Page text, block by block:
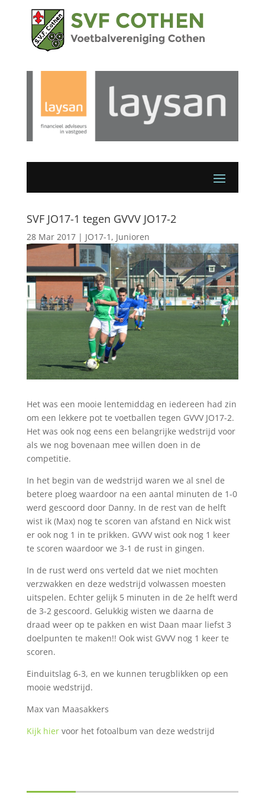
SVF JO17-1 tegen GVVV JO17-2
28 Mar 2017| JO17-1 , Junioren
Het was een mooie lentemiddag en iedereen had zin
om een lekkere pot te voetballen tegen GVVV JO17-2.
Het was ook nog eens een belangrijke wedstrijd voor
als we nog bovenaan mee willen doen in de
competitie.
In het begin van de wedstrijd waren we al snel de
betere ploeg waardoor na een aantal minuten de 1-0
werd gescoord door Danny. In de rest van de helft
wist ik (Max) nog te scoren van afstand en Nick wist
er ook nog 1 in te prikken. GVVV wist ook nog 1 keer
te scoren waardoor we 3-1 de rust in gingen.
In de rust werd ons verteld dat we niet mochten
verzwakken en deze wedstrijd volwassen moesten
uitspelen. Echter gelijk 5 minuten in de 2e helft werd
de 3-2 gescoord. Gelukkig wisten we daarna de
draad weer op te pakken en wist Daan maar liefst 3
doelpunten te maken!! Ook wist GVVV nog 1 keer te
scoren.
Einduitslag 6-3, en we kunnen terugblikken op een
mooie wedstrijd.
Max van Maasakkers
Kijk hier voor het fotoalbum van deze wedstrijd